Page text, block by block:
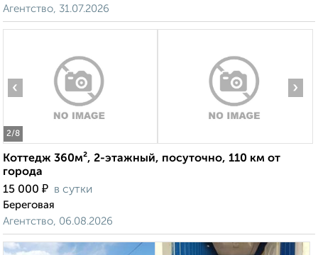
Агентство, 31.07.2026
2/8
‹ ›
Коттедж 360м², 2-этажный, посуточно, 110 км от
города
15 000 ₽ в сутки
Береговая
Агентство, 06.08.2026